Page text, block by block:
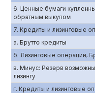
6. Ценные бумаги
обратным выкупом
7. Кредиты и лизинговые
а. Брутто кредиты
б. Лизинговые операции,
в. Минус: Резерв
лизингу
г. Кредиты и лизинговые